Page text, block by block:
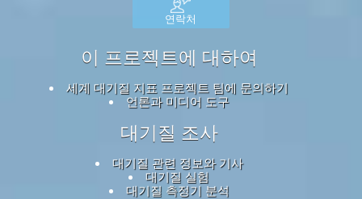
연락처
이 프로젝트에 대하여
세계 대기질 지표 프로젝트 팀에 문의하기
언론과 미디어 도구
대기질 조사
대기질 관련 정보와 기사
대기질 실험
대기질 측정기 분석